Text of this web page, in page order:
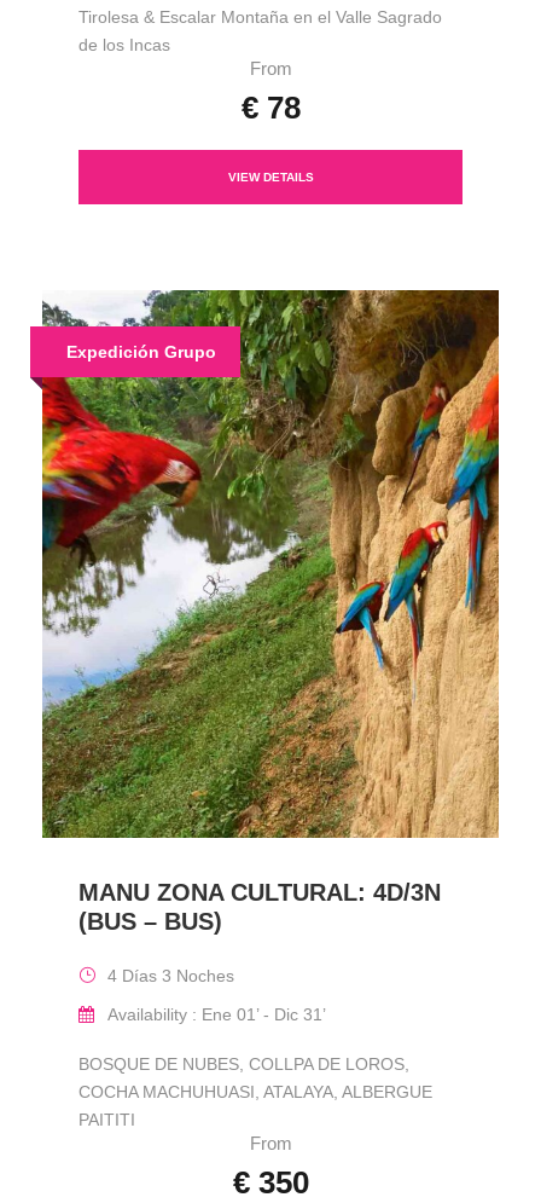
Tirolesa & Escalar Montaña en el Valle Sagrado
de los Incas
From
€ 78
VIEW DETAILS
Expedición Grupo
MANU ZONA CULTURAL: 4D/3N
(BUS – BUS)
4 Días 3 Noches
Availability : Ene 01’ - Dic 31’
BOSQUE DE NUBES, COLLPA DE LOROS,
COCHA MACHUHUASI, ATALAYA, ALBERGUE
PAITITI
From
€ 350